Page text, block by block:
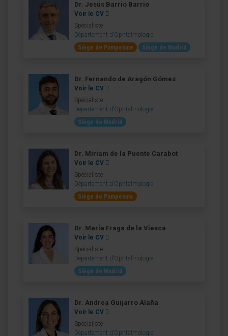
Dr. Jesús Barrio Barrio
Voir le CV
Spécialiste
Département d’Ophtalmologie
Siège de Pampelune
Siège de Madrid
Dr. Fernando de Aragón Gómez
Voir le CV
Spécialiste
Département d’Ophtalmologie
Siège de Madrid
Dr. Miriam de la Puente Carabot
Voir le CV
Spécialiste
Département d’Ophtalmologie
Siège de Pampelune
Dr. María Fraga de la Viesca
Voir le CV
Spécialiste
Département d’Ophtalmologie
Siège de Madrid
Dr. Andrea Guijarro Alaña
Voir le CV
Spécialiste
Département d’Ophtalmologie